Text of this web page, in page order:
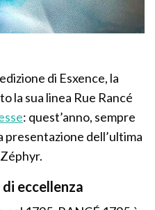
di Esxence, la
la sua linea Rue Rancé
: quest’anno, sempre
presentazione dell’ultima
eccellenza